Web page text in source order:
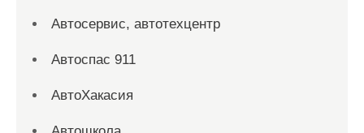
Автосервис, автотехцентр
Автоспас 911
АвтоХакасия